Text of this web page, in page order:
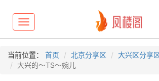
Toggle
navigation
当前位置： 首页 北京分享区
大兴区分享
大兴的～TS～婉儿